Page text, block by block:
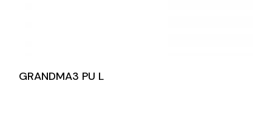
GRANDMA3 PU L